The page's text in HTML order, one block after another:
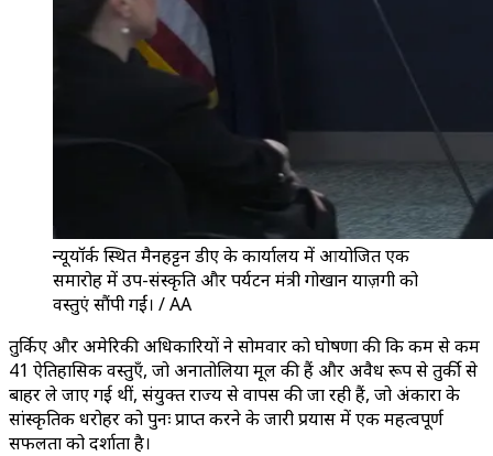
न्यूयॉर्क स्थित मैनहट्टन डीए के कार्यालय में आयोजित एक
समारोह में उप-संस्कृति और पर्यटन मंत्री गोखान याज़गी को
वस्तुएं सौंपी गईं। / AA
तुर्किए और अमेरिकी अधिकारियों ने सोमवार को घोषणा की कि कम से कम
41 ऐतिहासिक वस्तुएँ, जो अनातोलिया मूल की हैं और अवैध रूप से तुर्की से
बाहर ले जाए गई थीं, संयुक्त राज्य से वापस की जा रही हैं, जो अंकारा के
सांस्कृतिक धरोहर को पुनः प्राप्त करने के जारी प्रयास में एक महत्वपूर्ण
सफलता को दर्शाता है।